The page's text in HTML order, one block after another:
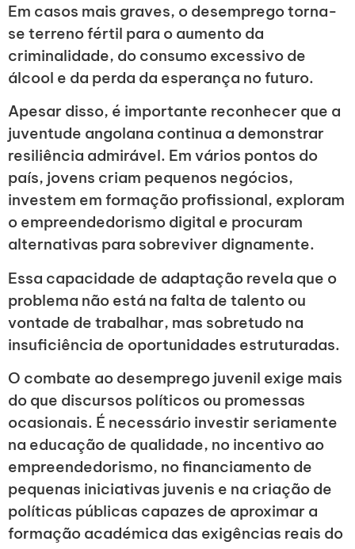
Em casos mais graves, o desemprego torna-
se terreno fértil para o aumento da
criminalidade, do consumo excessivo de
álcool e da perda da esperança no futuro.
Apesar disso, é importante reconhecer que a
juventude angolana continua a demonstrar
resiliência admirável. Em vários pontos do
país, jovens criam pequenos negócios,
investem em formação profissional, exploram
o empreendedorismo digital e procuram
alternativas para sobreviver dignamente.
Essa capacidade de adaptação revela que o
problema não está na falta de talento ou
vontade de trabalhar, mas sobretudo na
insuficiência de oportunidades estruturadas.
O combate ao desemprego juvenil exige mais
do que discursos políticos ou promessas
ocasionais. É necessário investir seriamente
na educação de qualidade, no incentivo ao
empreendedorismo, no financiamento de
pequenas iniciativas juvenis e na criação de
políticas públicas capazes de aproximar a
formação académica das exigências reais do